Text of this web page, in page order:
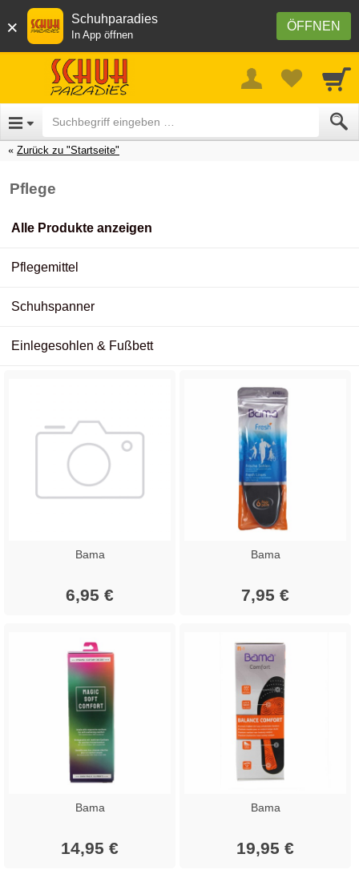
× ÖFFNEN
Schuhparadies
In App öffnen
Zurück zu "Startseite"
Pflege
Alle Produkte anzeigen
Pflegemittel
Schuhspanner
Einlegesohlen & Fußbett
Bama
6,95 €
Bama
7,95 €
Bama
14,95 €
Bama
19,95 €